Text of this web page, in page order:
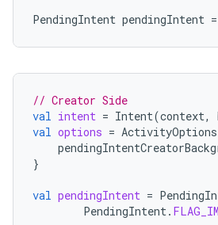
PendingIntent pendingIntent =
// Creator Side
val intent = Intent(context,
val options = ActivityOptions
}
val pendingIntent =
PendingIntent .